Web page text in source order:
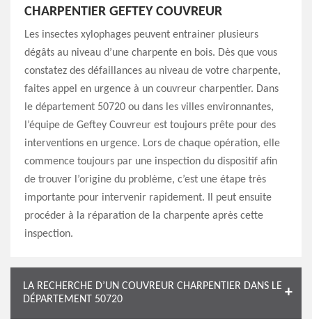
CHARPENTIER GEFTEY COUVREUR
Les insectes xylophages peuvent entrainer plusieurs
dégâts au niveau d’une charpente en bois. Dès que vous
constatez des défaillances au niveau de votre charpente,
faites appel en urgence à un couvreur charpentier. Dans
le département 50720 ou dans les villes environnantes,
l’équipe de Geftey Couvreur est toujours prête pour des
interventions en urgence. Lors de chaque opération, elle
commence toujours par une inspection du dispositif afin
de trouver l’origine du problème, c’est une étape très
importante pour intervenir rapidement. Il peut ensuite
procéder à la réparation de la charpente après cette
inspection.
LA RECHERCHE D’UN COUVREUR CHARPENTIER DANS LE
DÉPARTEMENT 50720